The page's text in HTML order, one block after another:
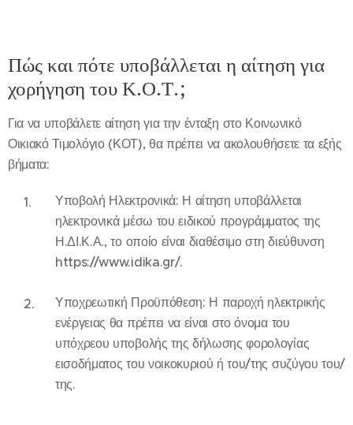
Πώς και πότε υποβάλλεται η αίτηση για
χορήγηση του Κ.Ο.Τ.;
Για να υποβάλετε αίτηση για την ένταξη στο Κοινωνικό
Οικιακό Τιμολόγιο (ΚΟΤ), θα πρέπει να ακολουθήσετε τα εξής
βήματα:
Υποβολή Ηλεκτρονικά: Η αίτηση υποβάλλεται
ηλεκτρονικά μέσω του ειδικού προγράμματος της
Η.ΔΙ.Κ.Α., το οποίο είναι διαθέσιμο στη διεύθυνση
https://www.idika.gr/.
Υποχρεωτική Προϋπόθεση: Η παροχή ηλεκτρικής
ενέργειας θα πρέπει να είναι στο όνομα του
υπόχρεου υποβολής της δήλωσης φορολογίας
εισοδήματος του νοικοκυριού ή του/της συζύγου του/
της.